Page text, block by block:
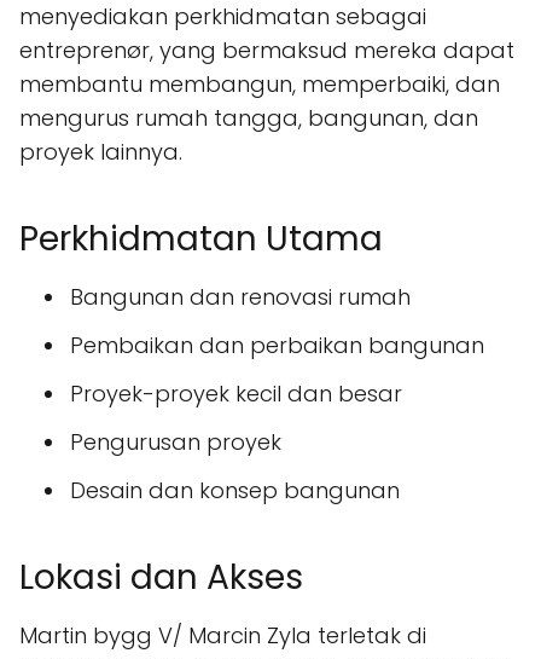
menyediakan perkhidmatan sebagai
entreprenør, yang bermaksud mereka dapat
membantu membangun, memperbaiki, dan
mengurus rumah tangga, bangunan, dan
proyek lainnya.
Perkhidmatan Utama
Bangunan dan renovasi rumah
Pembaikan dan perbaikan bangunan
Proyek-proyek kecil dan besar
Pengurusan proyek
Desain dan konsep bangunan
Lokasi dan Akses
Martin bygg V/ Marcin Zyla terletak di